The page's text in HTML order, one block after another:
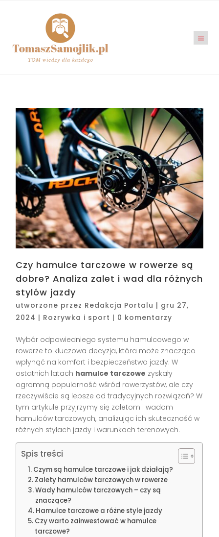
Czy hamulce tarczowe w rowerze są
dobre? Analiza zalet i wad dla różnych
stylów jazdy
utworzone przez Redakcja Portalu | gru 27,
2024 | Rozrywka i sport | 0 komentarzy
Wybór odpowiedniego systemu hamulcowego w
rowerze to kluczowa decyzja, która może znacząco
wpłynąć na komfort i bezpieczeństwo jazdy. W
ostatnich latach hamulce tarczowe zyskały
ogromną popularność wśród rowerzystów, ale czy
rzeczywiście są lepsze od tradycyjnych rozwiązań? W
tym artykule przyjrzymy się zaletom i wadom
hamulców tarczowych, analizując ich skuteczność w
różnych stylach jazdy i warunkach terenowych.
Spis treści
Czym są hamulce tarczowe i jak działają?
Zalety hamulców tarczowych w rowerze
Wady hamulców tarczowych – czy są
znaczące?
Hamulce tarczowe a różne style jazdy
Czy warto zainwestować w hamulce
tarczowe?